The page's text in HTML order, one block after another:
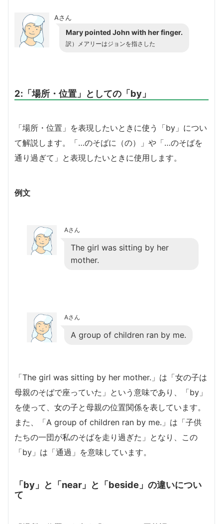
Aさん
Mary pointed John with her finger.
訳）メアリーはジョンを指さした
2:「場所・位置」としての「by」
「場所・位置」を表現したいときに使う「by」につい
て解説します。「…のそばに（の）」や「…のそばを
通り過ぎて」と表現したいときに使用します。
例文
Aさん
The girl was sitting by her
mother.
Aさん
A group of children ran by me.
「The girl was sitting by her mother.」は「女の子は
母親のそばで座っていた」という意味であり、「by」
を使って、女の子と母親の位置関係を表しています。
また、「A group of children ran by me.」は「子供
たちの一団が私のそばを走り過ぎた」となり、この
「by」は「通過」を意味しています。
「by」と「near」と「beside」の違いについ
て